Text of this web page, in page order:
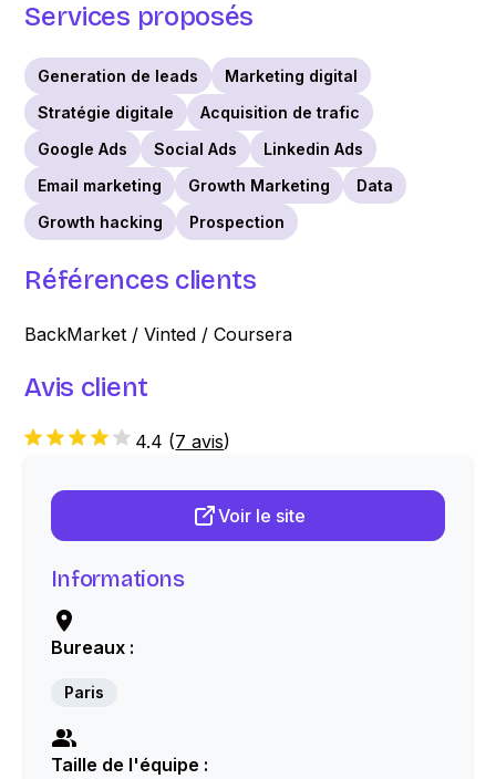
Services proposés
Generation de leads
Marketing digital
Stratégie digitale
Acquisition de trafic
Google Ads
Social Ads
Linkedin Ads
Email marketing
Growth Marketing
Data
Growth hacking
Prospection
Références clients
BackMarket / Vinted / Coursera
Avis client
4.4 (7 avis)
Voir le site
Informations
Bureaux :
Paris
Taille de l'équipe :